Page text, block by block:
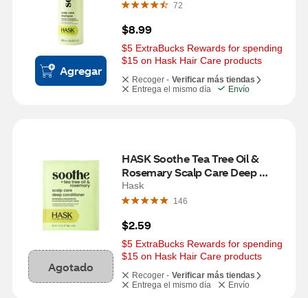
Agregar
72
$8.99
$5 ExtraBucks Rewards for spending
$15 on Hask Hair Care products
Recoger - Verificar más tiendas
Entrega el mismo día
Envío
Agotado
HASK Soothe Tea Tree Oil &
Rosemary Scalp Care Deep
Conditioner, 1 Packet
Hask
146
$2.59
$5 ExtraBucks Rewards for spending
$15 on Hask Hair Care products
Recoger - Verificar más tiendas
Entrega el mismo día
Envío